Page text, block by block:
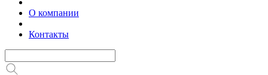
О компании
Контакты